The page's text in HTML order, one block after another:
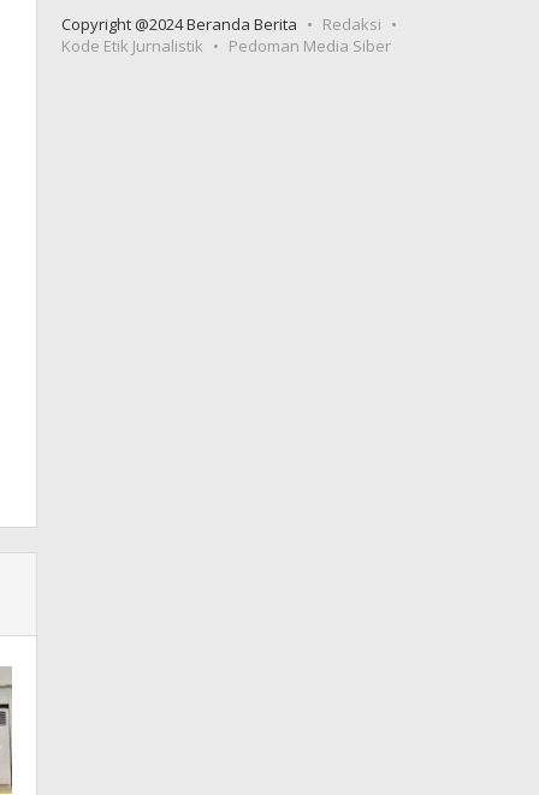
Copyright @2024 Beranda Berita
Redaksi
Kode Etik Jurnalistik
Pedoman Media Siber